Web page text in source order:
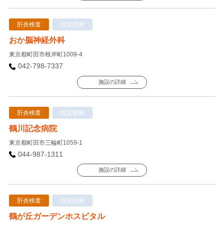
肝炎検査 指定医療
おか脳神経外科
東京都町田市根岸町1009-4
042-798-7337
施設の詳細
肝炎検査 指定医療
鶴川記念病院
東京都町田市三輪町1059-1
044-987-1311
施設の詳細
肝炎検査 指定医療
鶴が丘ガーデンホスピタル